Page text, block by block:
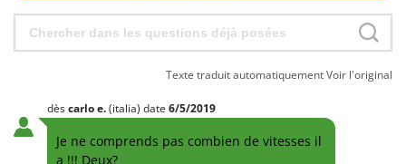
Texte traduit automatiquementVoir l'original
dèscarloe.(italia) date 6/5/2019
Je ne comprends pas combien de vitesses il
a !!! Deux?